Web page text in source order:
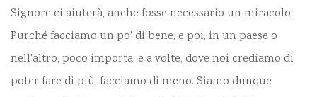
Signore ci aiuterà, anche fosse necessario un miracolo.
Purché facciamo un po' di bene, e poi, in un paese o
nell'altro, poco importa, e a volte, dove noi crediamo di
poter fare di più, facciamo di meno. Siamo dunque